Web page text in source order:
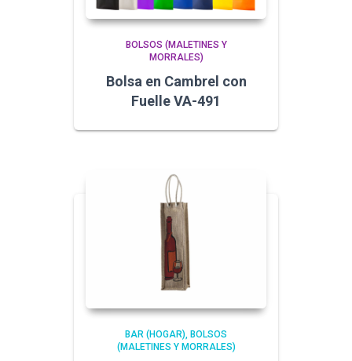
BOLSOS (MALETINES Y
MORRALES)
Bolsa en Cambrel con
Fuelle VA-491
BAR (HOGAR) BOLSOS
(MALETINES Y MORRALES)